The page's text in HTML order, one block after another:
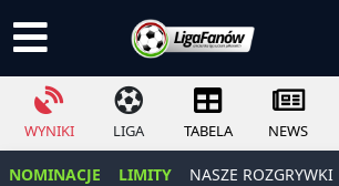
WYNIKI LIGA TABELA NEWS
NOMINACJE LIMITY NASZE ROZGRYWKI